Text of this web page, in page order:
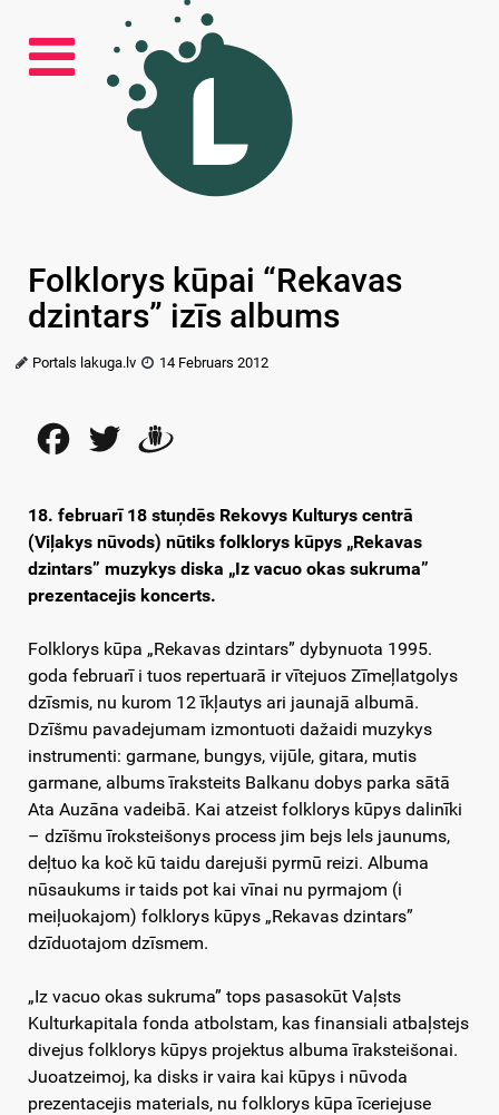
Folklorys kūpai “Rekavas
dzintars” izīs albums
Portals lakuga.lv 14 Februars 2012
FacebookTwitter
18. februarī 18 stuņdēs Rekovys Kulturys centrā
(Viļakys nūvods) nūtiks folklorys kūpys „Rekavas
dzintars” muzykys diska „Iz vacuo okas sukruma”
prezentacejis koncerts.
Folklorys kūpa „Rekavas dzintars” dybynuota 1995.
goda februarī i tuos repertuarā ir vītejuos Zīmeļlatgolys
dzīsmis, nu kurom 12 īkļautys ari jaunajā albumā.
Dzīšmu pavadejumam izmontuoti dažaidi muzykys
instrumenti: garmane, bungys, vijūle, gitara, mutis
garmane, albums īraksteits Balkanu dobys parka sātā
Ata Auzāna vadeibā. Kai atzeist folklorys kūpys dalinīki
– dzīšmu īroksteišonys process jim bejs lels jaunums,
deļtuo ka koč kū taidu darejuši pyrmū reizi. Albuma
nūsaukums ir taids pot kai vīnai nu pyrmajom (i
meiļuokajom) folklorys kūpys „Rekavas dzintars”
dzīduotajom dzīsmem.
„Iz vacuo okas sukruma” tops pasasokūt Vaļsts
Kulturkapitala fonda atbolstam, kas finansiali atbaļstejs
divejus folklorys kūpys projektus albuma īraksteišonai.
Juoatzeimoj, ka disks ir vaira kai kūpys i nūvoda
prezentacejis materials, nu folklorys kūpa īceriejuse